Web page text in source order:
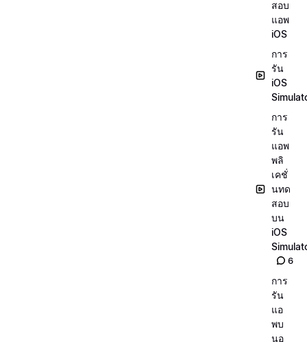
สอบ
แอพ
iOS
การ
รัน
iOS
การ
รัน
แอพ
พลิ
เคชั่
นทด
สอบ
บน
iOS
6
การ
รัน
แอ
พบ
นอุ